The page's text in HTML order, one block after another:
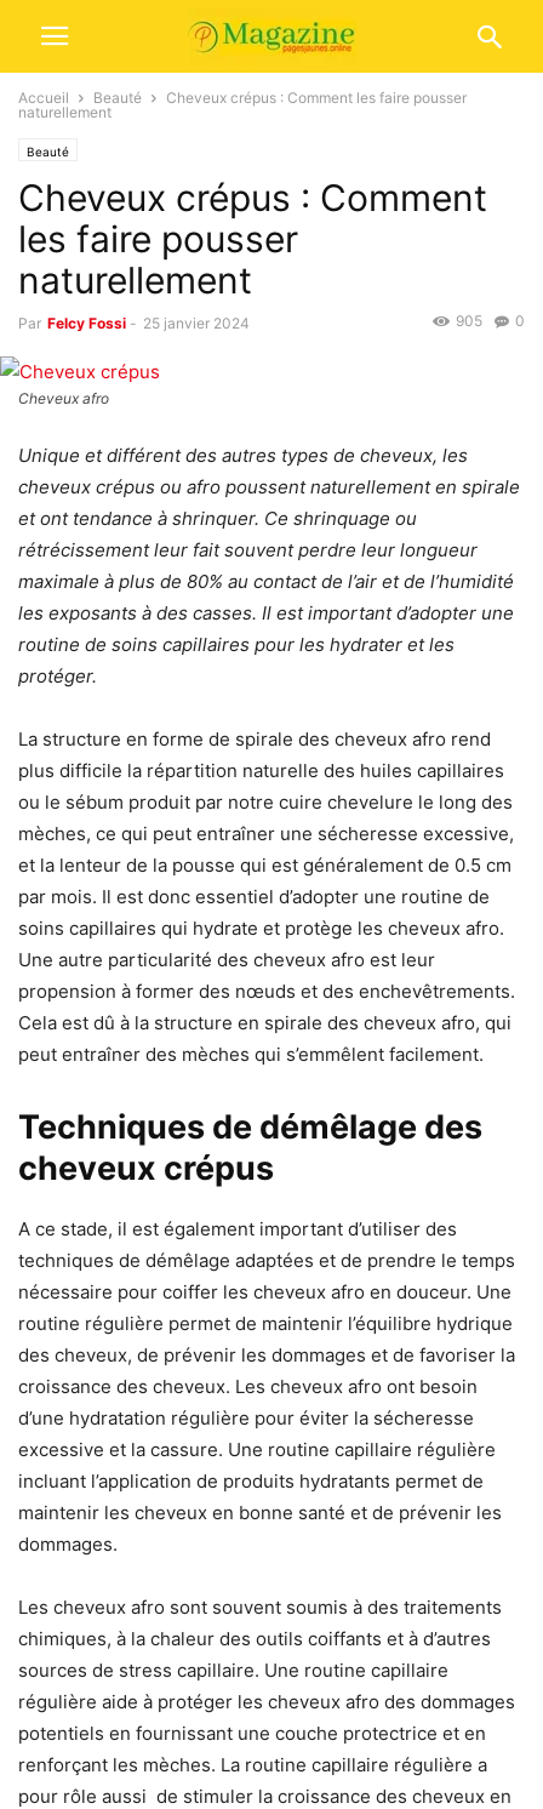
Accueil Beauté
Cheveux crépus : Comment les faire pousser
naturellement
Beauté
Cheveux crépus : Comment
les faire pousser
naturellement
Par Felcy Fossi - 25 janvier 2024 0
905
Cheveux afro
Unique et différent des autres types de cheveux, les
cheveux crépus ou afro poussent naturellement en spirale
et ont tendance à shrinquer. Ce shrinquage ou
rétrécissement leur fait souvent perdre leur longueur
maximale à plus de 80% au contact de l’air et de l’humidité
les exposants à des casses. Il est important d’adopter une
routine de soins capillaires pour les hydrater et les
protéger.
La structure en forme de spirale des cheveux afro rend
plus difficile la répartition naturelle des huiles capillaires
ou le sébum produit par notre cuire chevelure le long des
mèches, ce qui peut entraîner une sécheresse excessive,
et la lenteur de la pousse qui est généralement de 0.5 cm
par mois. Il est donc essentiel d’adopter une routine de
soins capillaires qui hydrate et protège les cheveux afro.
Une autre particularité des cheveux afro est leur
propension à former des nœuds et des enchevêtrements.
Cela est dû à la structure en spirale des cheveux afro, qui
peut entraîner des mèches qui s’emmêlent facilement.
Techniques de démêlage des
cheveux crépus
A ce stade, il est également important d’utiliser des
techniques de démêlage adaptées et de prendre le temps
nécessaire pour coiffer les cheveux afro en douceur. Une
routine régulière permet de maintenir l’équilibre hydrique
des cheveux, de prévenir les dommages et de favoriser la
croissance des cheveux. Les cheveux afro ont besoin
d’une hydratation régulière pour éviter la sécheresse
excessive et la cassure. Une routine capillaire régulière
incluant l’application de produits hydratants permet de
maintenir les cheveux en bonne santé et de prévenir les
dommages.
Les cheveux afro sont souvent soumis à des traitements
chimiques, à la chaleur des outils coiffants et à d’autres
sources de stress capillaire. Une routine capillaire
régulière aide à protéger les cheveux afro des dommages
potentiels en fournissant une couche protectrice et en
renforçant les mèches. La routine capillaire régulière a
pour rôle aussi de stimuler la croissance des cheveux en